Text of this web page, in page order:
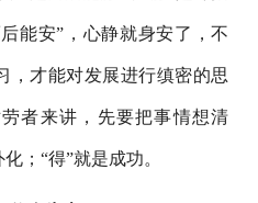
能安”，心静就身安了，不
，才能对发展进行缜密的思
者来讲，先要把事情想清
；“得”就是成功。